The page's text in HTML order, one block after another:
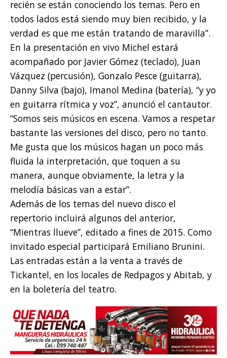
recién se están conociendo los temas. Pero en
todos lados está siendo muy bien recibido, y la
verdad es que me están tratando de maravilla”.
En la presentación en vivo Michel estará
acompañado por Javier Gómez (teclado), Juan
Vázquez (percusión), Gonzalo Pesce (guitarra),
Danny Silva (bajo), Imanol Medina (batería), “y yo
en guitarra rítmica y voz”, anunció el cantautor.
“Somos seis músicos en escena. Vamos a respetar
bastante las versiones del disco, pero no tanto.
Me gusta que los músicos hagan un poco más
fluida la interpretación, que toquen a su
manera, aunque obviamente, la letra y la
melodía básicas van a estar”.
Además de los temas del nuevo disco el
repertorio incluirá algunos del anterior,
“Mientras llueve”, editado a fines de 2015. Como
invitado especial participará Emiliano Brunini.
Las entradas están a la venta a través de
Tickantel, en los locales de Redpagos y Abitab, y
en la boletería del teatro.